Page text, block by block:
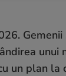
unui
un plan la